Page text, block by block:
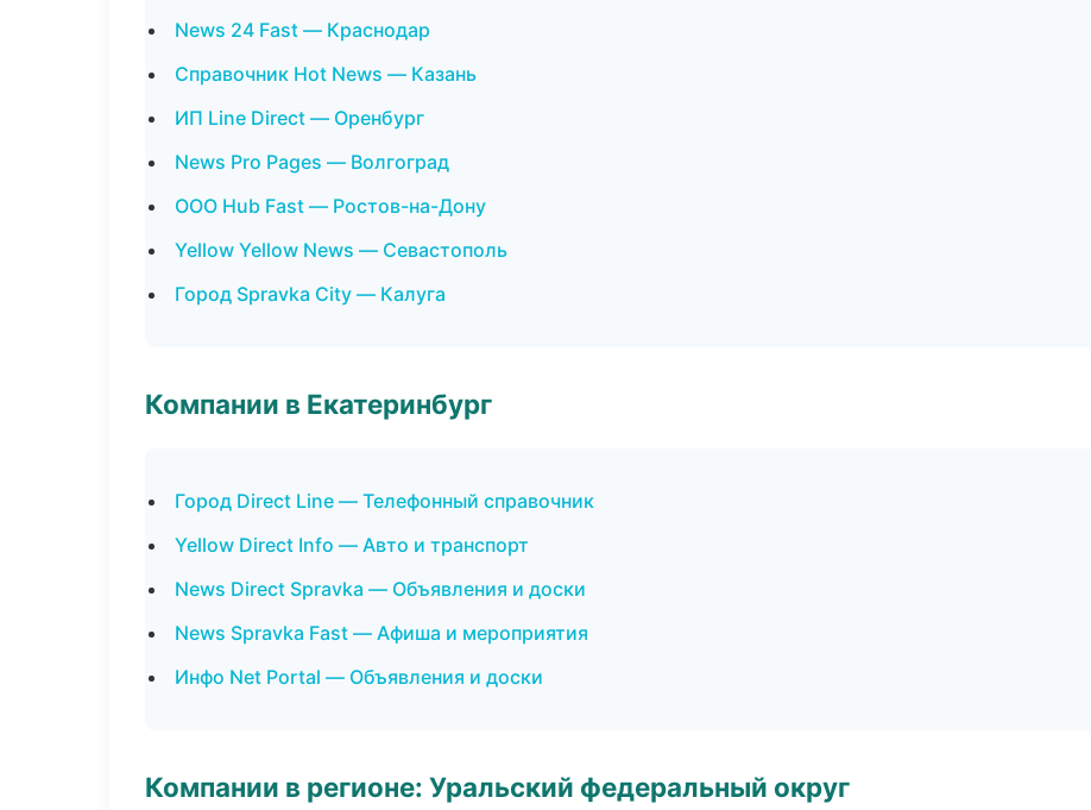
News 24 Fast — Краснодар
Справочник Hot News — Казань
ИП Line Direct — Оренбург
News Pro Pages — Волгоград
ООО Hub Fast — Ростов-на-Дону
Yellow Yellow News — Севастополь
Город Spravka City — Калуга
Компании в Екатеринбург
Город Direct Line — Телефонный справочник
Yellow Direct Info — Авто и транспорт
News Direct Spravka — Объявления и доски
News Spravka Fast — Афиша и мероприятия
Инфо Net Portal — Объявления и доски
Компании в регионе: Уральский федеральный округ